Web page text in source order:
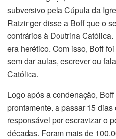
subversivo pela Cúpula da
Ratzinger disse a Boff que o
contrários à Doutrina
era herético. Com isso, Boff
sem dar aulas, escrever ou
Católica.
Logo após a condenação,
prontamente, a passar 15
responsável por escravizar o
décadas. Foram mais de